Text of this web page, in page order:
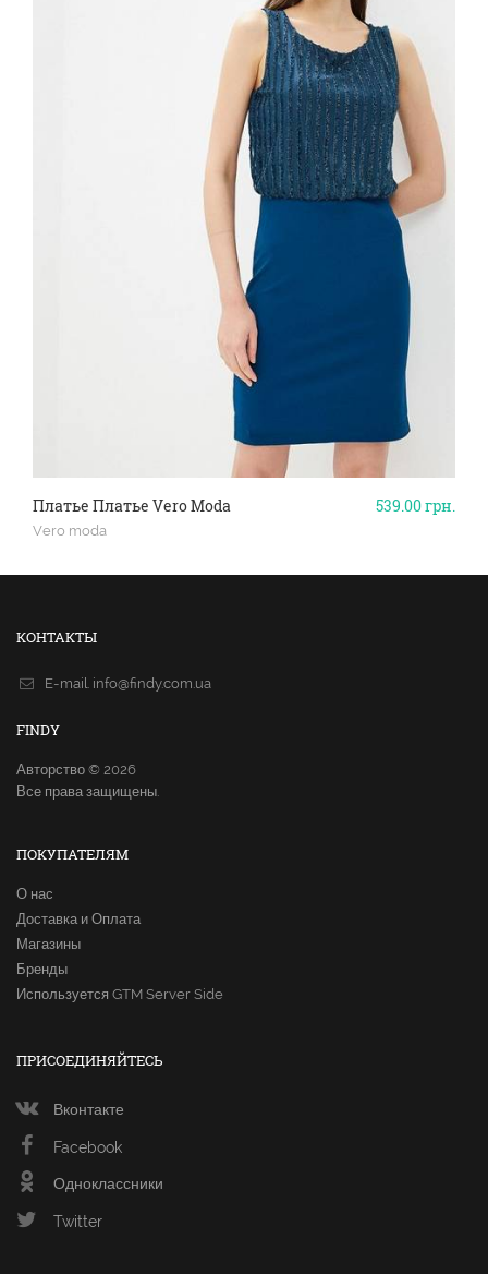
539.00грн.
Платье Платье Vero Moda
Vero moda
КОНТАКТЫ
E-mail. info@findy.com.ua
FINDY
Авторство © 2026
Все права защищены.
ПОКУПАТЕЛЯМ
О нас
Доставка и Оплата
Магазины
Бренды
Используется GTM Server Side
ПРИСОЕДИНЯЙТЕСЬ
Вконтакте
Facebook
Одноклассники
Twitter